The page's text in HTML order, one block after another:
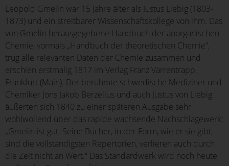
Leopold Gmelin war 15 Jahre älter als Justus Liebig (1803-
1873) und ein streitbarer Wissenschaftskollege von ihm. Das
von Gmelin herausgegebene Handbuch der anorganischen
Chemie, vormals „Handbuch der theoretischen Chemie“,
trug alle relevanten Daten der Chemie zusammen und
erschien erstmalig 1817 im Verlag Franz Varrentrapp,
Frankfurt (Main). Der berühmte schwedische Mediziner und
Chemiker Jöns Jakob Berzelius und auch Justus von Liebig
äußerten sich 1840 zu einer späteren Ausgabe sehr
wohlwollend über das rapide wachsende Nachschlagewerk:
„Gmelin ist gut. Seine Bücher, in der Form, wie er sie gibt,
sind die vollständigsten Repertorien, verlieren auch durch
die Zeit nicht an Wert.“ Das Standardwerk wird noch heute